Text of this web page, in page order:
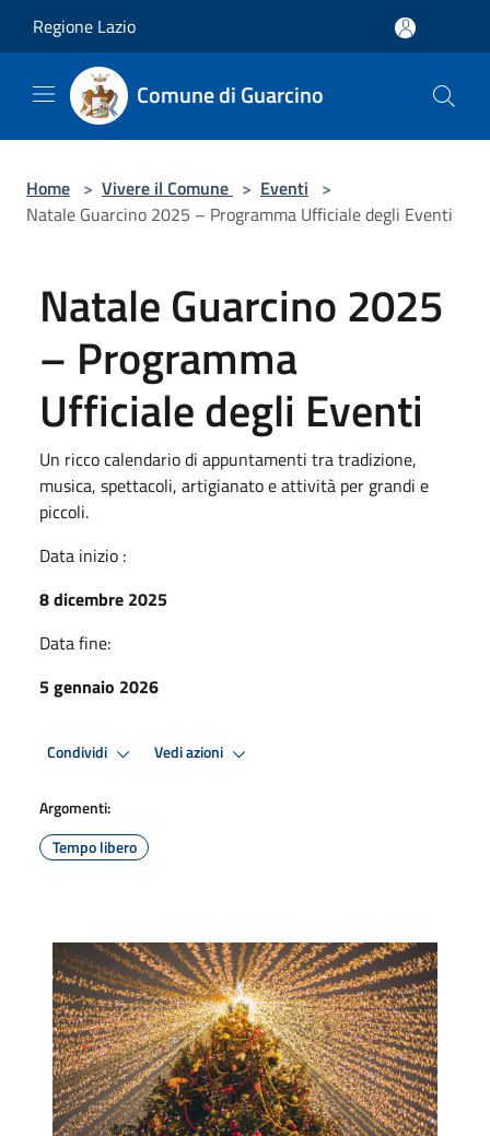
Regione Lazio
Comune di Guarcino
Home > Vivere il Comune > Eventi >
Natale Guarcino 2025 – Programma Ufficiale degli Eventi
Natale Guarcino 2025
– Programma
Ufficiale degli Eventi
Un ricco calendario di appuntamenti tra tradizione,
musica, spettacoli, artigianato e attività per grandi e
piccoli.
Data inizio :
8 dicembre 2025
Data fine:
5 gennaio 2026
Condividi Vedi azioni
Argomenti:
Tempo libero